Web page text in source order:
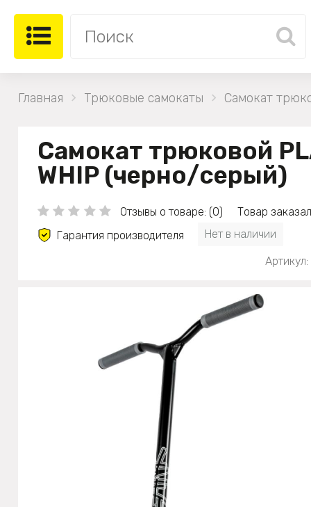
Главная Трюковые самокаты Самокат
Самокат трюковой
WHIP (черно/серый)
Отзывы о товаре: (0)
Товар
Гарантия производителя
Нет в наличии
Артикул: